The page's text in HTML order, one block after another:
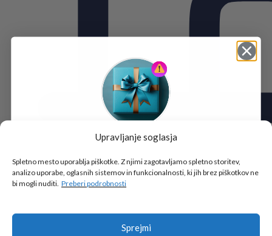
Upravljanje soglasja
Spletno mesto uporablja piškotke. Z njimi zagotavljamo spletno storitev,
analizo uporabe, oglasnih sistemov in funkcionalnosti, ki jih brez piškotkov ne
bi mogli nuditi. Preberi podrobnosti
Sprejmi
Tukaj je!
🎁 DARILO
Vpiši podatke za prejem darila